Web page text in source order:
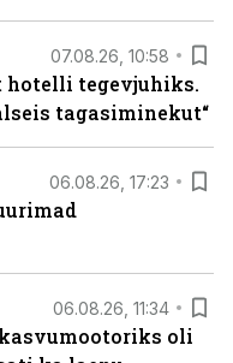
07.08.26, 10:58
hotelli tegevjuhiks.
tagasiminekut“
06.08.26, 17:23
06.08.26, 11:34
oli